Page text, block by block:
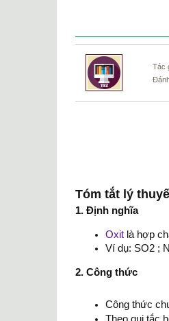
Tác
Tóm tắt lý
1. Định nghĩa
Oxit là hợp
Ví dụ: SO2 ;
2. Công thức
Công thức